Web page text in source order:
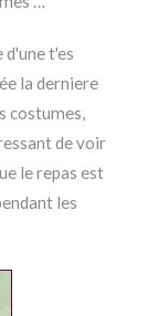
d'une t'es
la derniere
costumes,
de voir
le repas est
les